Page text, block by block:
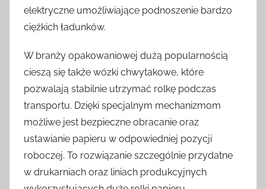
elektryczne umożliwiające podnoszenie bardzo
ciężkich ładunków.
W branży opakowaniowej dużą popularnością
cieszą się także wózki chwytakowe, które
pozwalają stabilnie utrzymać rolkę podczas
transportu. Dzięki specjalnym mechanizmom
możliwe jest bezpieczne obracanie oraz
ustawianie papieru w odpowiedniej pozycji
roboczej. To rozwiązanie szczególnie przydatne
w drukarniach oraz liniach produkcyjnych